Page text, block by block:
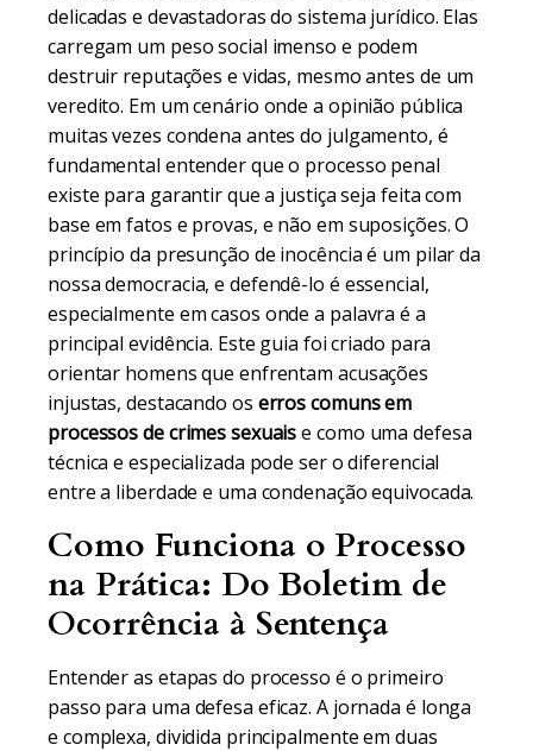
delicadas e devastadoras do sistema jurídico. Elas
carregam um peso social imenso e podem
destruir reputações e vidas, mesmo antes de um
veredito. Em um cenário onde a opinião pública
muitas vezes condena antes do julgamento, é
fundamental entender que o processo penal
existe para garantir que a justiça seja feita com
base em fatos e provas, e não em suposições. O
princípio da presunção de inocência é um pilar da
nossa democracia, e defendê-lo é essencial,
especialmente em casos onde a palavra é a
principal evidência. Este guia foi criado para
orientar homens que enfrentam acusações
injustas, destacando os erros comuns em
processos de crimes sexuaise como uma defesa
técnica e especializada pode ser o diferencial
entre a liberdade e uma condenação equivocada.
Como Funciona o Processo
na Prática: Do Boletim de
Ocorrência à Sentença
Entender as etapas do processo é o primeiro
passo para uma defesa eficaz. A jornada é longa
e complexa, dividida principalmente em duas